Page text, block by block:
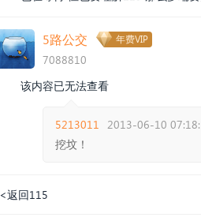
5路公交 年费VIP
7088810
该内容已无法查看
5213011 2013-06-10
挖坟！
<返回115